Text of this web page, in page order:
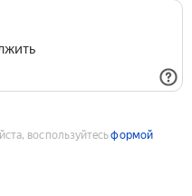
воспользуйтесьформой